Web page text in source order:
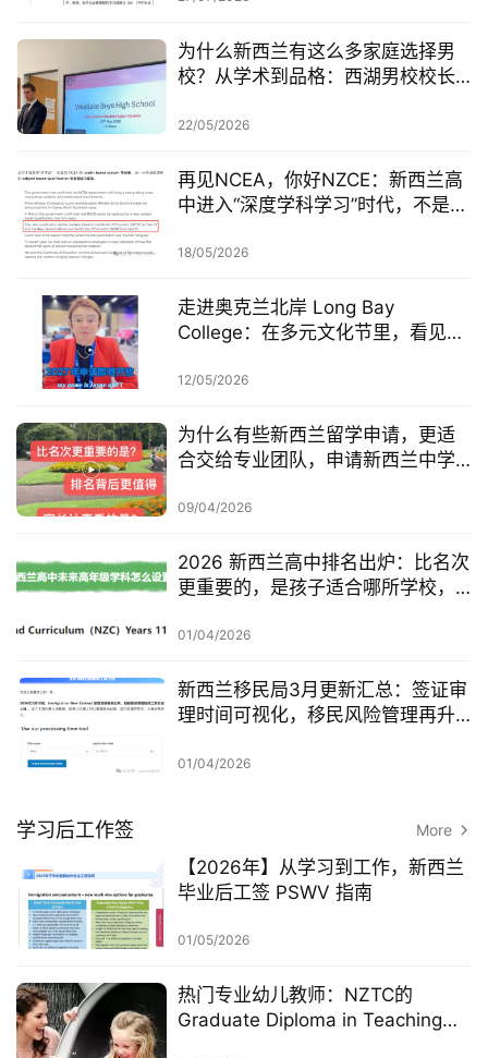
证
加
美
英
百
伦
A
I
为什么新西兰有这么多家庭选择男
校？从学术到品格：西湖男校校长
22/05/2026
再见NCEA，你好NZCE：新西兰高
中进入“深度学科学习”时代，不是简
心，学术标准重新校准，大家怎么
18/05/2026
走进奥克兰北岸 Long Bay
College：在多元文化节里，看见真
12/05/2026
为什么有些新西兰留学申请，更适
合交给专业团队，申请新西兰中学/
09/04/2026
2026 新西兰高中排名出炉：比名次
更重要的，是孩子适合哪所学校，
01/04/2026
新西兰移民局3月更新汇总：签证审
理时间可视化，移民风险管理再升
看看这波新西兰移民局更新
01/04/2026
学习后工作签 More
【2026年】从学习到工作，新西兰
毕业后工签 PSWV 指南
01/05/2026
热门专业幼儿教师：NZTC的
Graduate Diploma in Teaching